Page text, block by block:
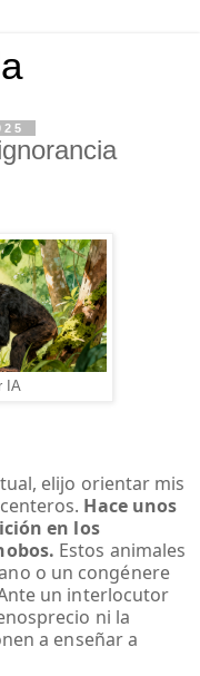
IA
elijo orientar mis
Hace unos
en los
Estos animales
o un congénere
un interlocutor
ni la
a enseñar a